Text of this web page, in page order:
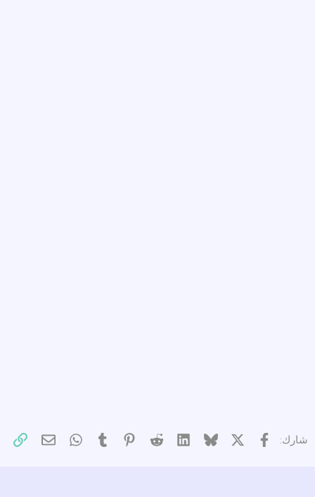
شارك: فيسبوك Bluesky
LinkedIn
Reddit
Pinterest
Tumblr
WhatsApp
البريد